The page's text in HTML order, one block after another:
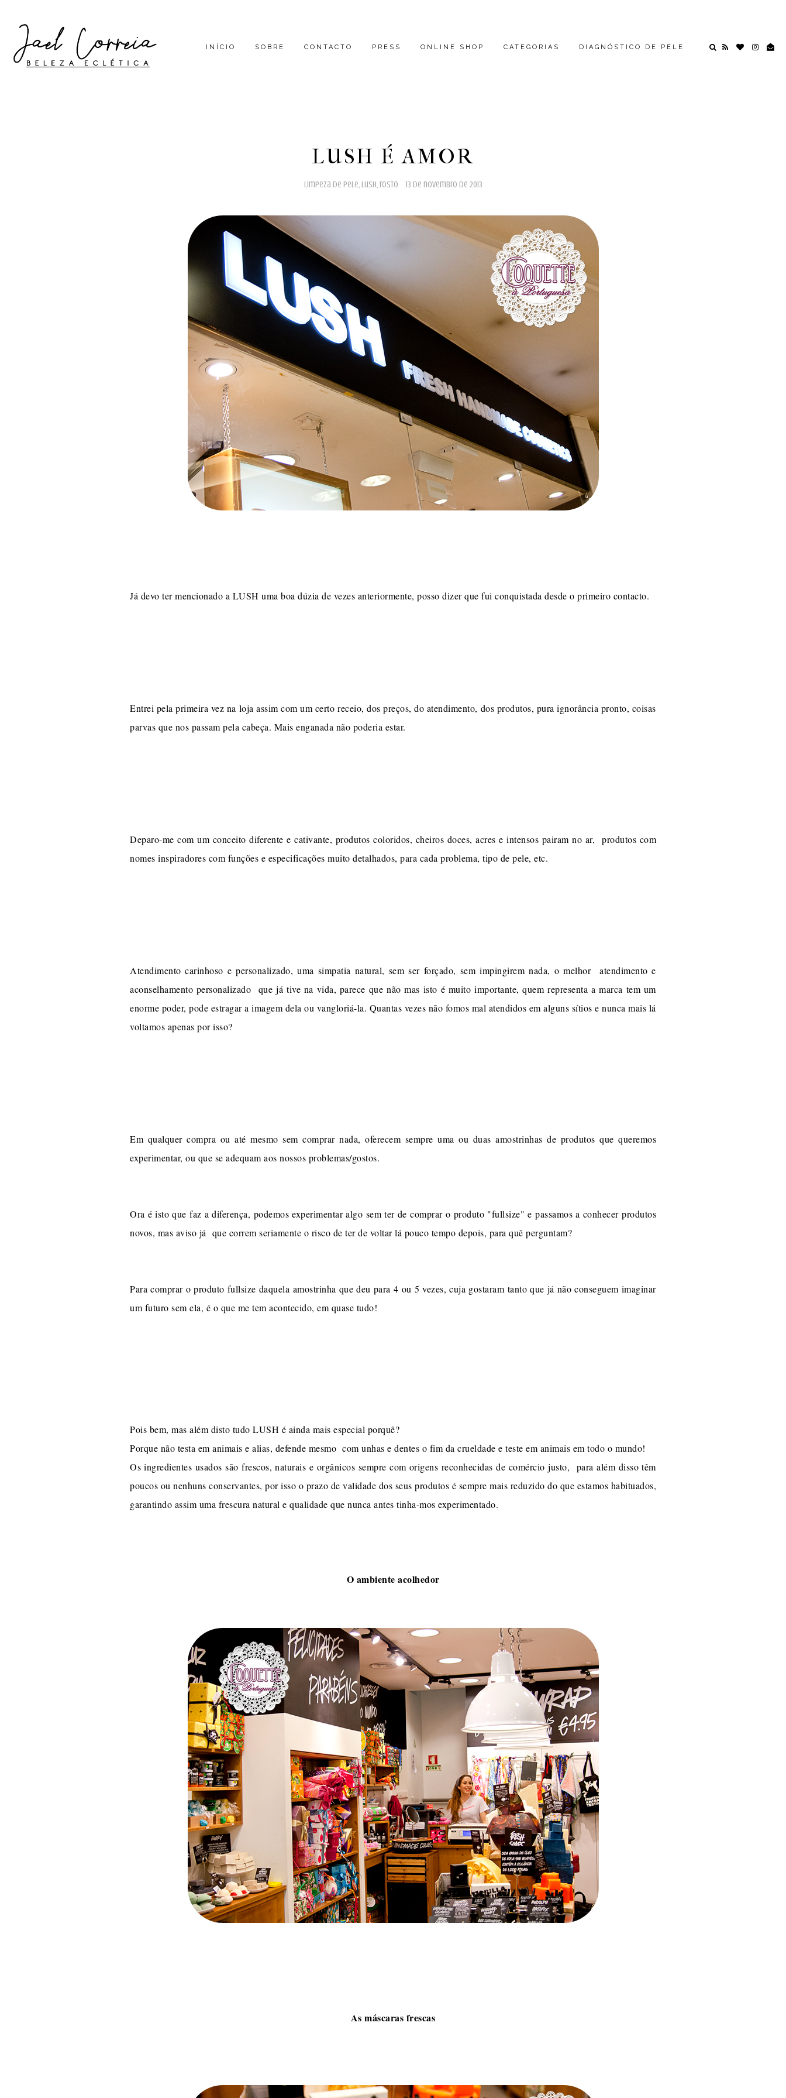
INÍCIO SOBRE CONTACTO PRESS ONLINE SHOP CATEGORIAS DIAGNÓSTICO DE PELE
LUSH É AMOR
limpeza de pele, lush, rosto 13 de novembro de 2013
Já devo ter mencionado a LUSH uma boa dúzia de vezes anteriormente, posso dizer que fui conquistada desde o primeiro contacto.
Entrei pela primeira vez na loja assim com um certo receio, dos preços, do atendimento, dos produtos, pura ignorância pronto, coisas
parvas que nos passam pela cabeça. Mais enganada não poderia estar.
Deparo-me com um conceito diferente e cativante, produtos coloridos, cheiros doces, acres e intensos pairam no ar, produtos com
nomes inspiradores com funções e especificações muito detalhados, para cada problema, tipo de pele, etc.
Atendimento carinhoso e personalizado, uma simpatia natural, sem ser forçado, sem impingirem nada, o melhor atendimento e
aconselhamento personalizado que já tive na vida, parece que não mas isto é muito importante, quem representa a marca tem um
enorme poder, pode estragar a imagem dela ou vangloriá-la. Quantas vezes não fomos mal atendidos em alguns sítios e nunca mais lá
voltamos apenas por isso?
Em qualquer compra ou até mesmo sem comprar nada, oferecem sempre uma ou duas amostrinhas de produtos que queremos
experimentar, ou que se adequam aos nossos problemas/gostos.
Ora é isto que faz a diferença, podemos experimentar algo sem ter de comprar o produto "fullsize" e passamos a conhecer produtos
novos, mas aviso já que correm seriamente o risco de ter de voltar lá pouco tempo depois, para quê perguntam?
Para comprar o produto fullsize daquela amostrinha que deu para 4 ou 5 vezes, cuja gostaram tanto que já não conseguem imaginar
um futuro sem ela, é o que me tem acontecido, em quase tudo!
Pois bem, mas além disto tudo LUSH é ainda mais especial porquê?
Porque não testa em animais e alias, defende mesmo com unhas e dentes o fim da crueldade e teste em animais em todo o mundo!
Os ingredientes usados são frescos, naturais e orgânicos sempre com origens reconhecidas de comércio justo, para além disso têm
poucos ou nenhuns conservantes, por isso o prazo de validade dos seus produtos é sempre mais reduzido do que estamos habituados,
garantindo assim uma frescura natural e qualidade que nunca antes tinha-mos experimentado.
O ambiente acolhedor
As máscaras frescas